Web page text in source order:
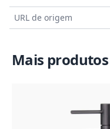
URL de origem
Mais